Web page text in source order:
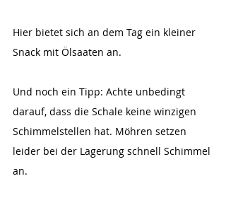
Hier bietet sich an dem Tag ein kleiner
Snack mit Ölsaaten an.
Und noch ein Tipp: Achte unbedingt
darauf, dass die Schale keine winzigen
Schimmelstellen hat. Möhren setzen
leider bei der Lagerung schnell Schimmel
an.